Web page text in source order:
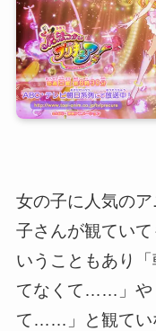
女の子に人気の
子さんが観てい
いうこともあり
てなくて……」や
て……」と観てい